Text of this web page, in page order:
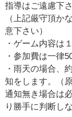
指導はご遠慮下さ
（上記厳守頂か
意下さい）
・ゲーム内容は
・参加費は一律
・雨天の場合、
知をします。（
通知無き場合は
り勝手に判断し